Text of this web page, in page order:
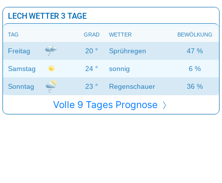
LECH WETTER 3 TAGE
TAG GRAD WETTER BEWÖLKUNG
Freitag 20 ° Sprühregen 47 %
Samstag 24 ° sonnig 6 %
Sonntag 23 ° Regenschauer 36 %
Volle 9 Tages Prognose